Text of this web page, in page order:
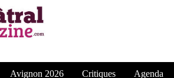
Avignon 2026 Critiques Agenda